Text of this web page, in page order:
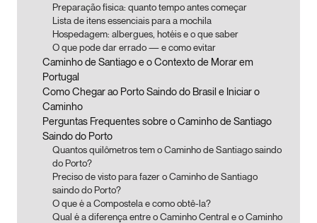
Preparação física: quanto tempo antes começar
Lista de itens essenciais para a mochila
Hospedagem: albergues, hotéis e o que saber
O que pode dar errado — e como evitar
Caminho de Santiago e o Contexto de Morar em
Portugal
Como Chegar ao Porto Saindo do Brasil e Iniciar o
Caminho
Perguntas Frequentes sobre o Caminho de Santiago
Saindo do Porto
Quantos quilômetros tem o Caminho de Santiago saindo
do Porto?
Preciso de visto para fazer o Caminho de Santiago
saindo do Porto?
O que é a Compostela e como obtê-la?
Qual é a diferença entre o Caminho Central e o Caminho